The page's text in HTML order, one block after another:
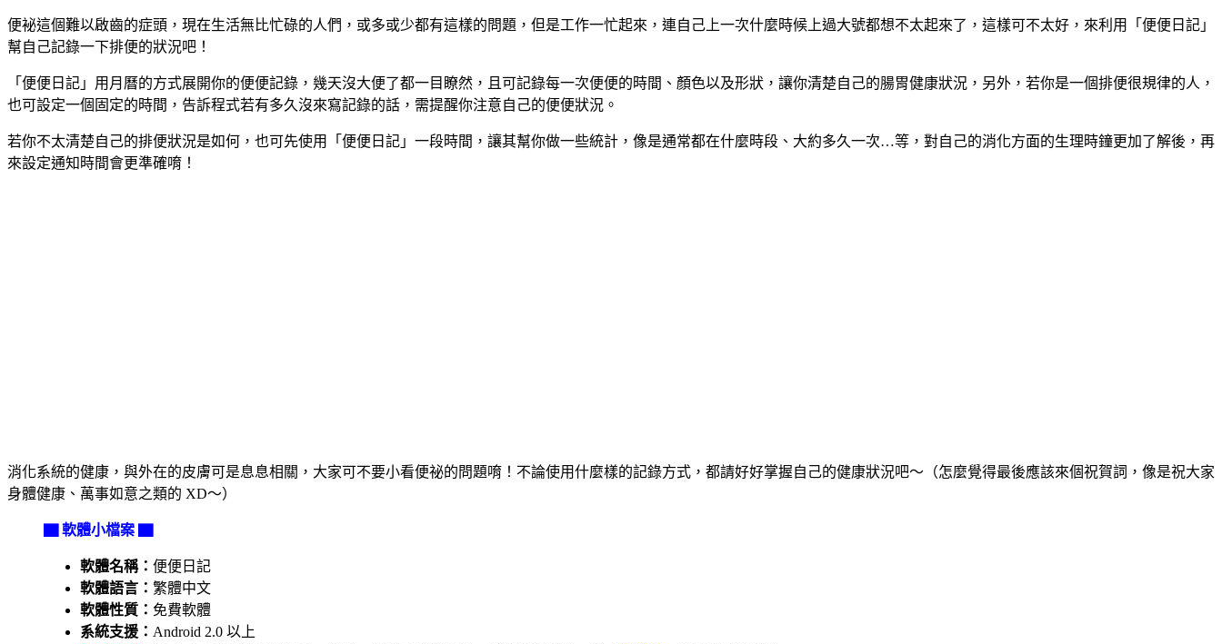
便袐這個難以啟齒的症頭，現在生活無比忙碌的人們，或多或少都有這樣的問題，但是工作一忙起來，連自己上一次什麼時候上過大號都想不太起來了，這樣可不太好，來利用「便便日記」
幫自己記錄一下排便的狀況吧！
「便便日記」用月曆的方式展開你的便便記錄，幾天沒大便了都一目瞭然，且可記錄每一次便便的時間、顏色以及形狀，讓你清楚自己的腸胃健康狀況，另外，若你是一個排便很規律的人，
也可設定一個固定的時間，告訴程式若有多久沒來寫記錄的話，需提醒你注意自己的便便狀況。
若你不太清楚自己的排便狀況是如何，也可先使用「便便日記」一段時間，讓其幫你做一些統計，像是通常都在什麼時段、大約多久一次…等，對自己的消化方面的生理時鐘更加了解後，再
來設定通知時間會更準確唷！
消化系統的健康，與外在的皮膚可是息息相關，大家可不要小看便祕的問題唷！不論使用什麼樣的記錄方式，都請好好掌握自己的健康狀況吧～（怎麼覺得最後應該來個祝賀詞，像是祝大家
身體健康、萬事如意之類的 XD～）
▇ 軟體小檔案 ▇
軟體名稱： 便便日記
軟體語言： 繁體中文
軟體性質： 免費軟體
系統支援： Android 2.0 以上